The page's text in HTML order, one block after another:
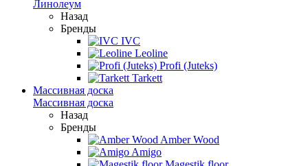
Линолеум
Назад
Бренды
IVC
Leoline
Profi (Juteks)
Tarkett
Массивная доска
Массивная доска
Назад
Бренды
Amber Wood
Amigo